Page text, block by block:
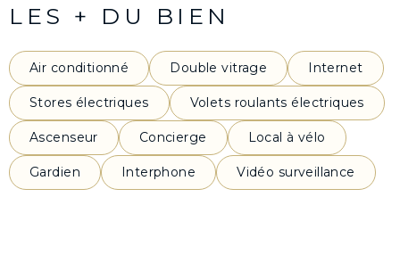
LES + DU BIEN
Air conditionné Double vitrage Internet
Stores électriques Volets roulants électriques
Ascenseur Concierge Local à vélo
Gardien Interphone Vidéo surveillance